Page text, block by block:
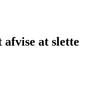
at slette